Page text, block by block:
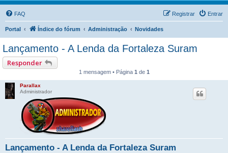
FAQ Entrar
Registrar
Portal Índice do fórum Administração Novidades
Lançamento - A Lenda da Fortaleza Suram
Responder
1 mensagem • Página 1 de 1
Parallax
Administrador
Lançamento - A Lenda da Fortaleza Suram